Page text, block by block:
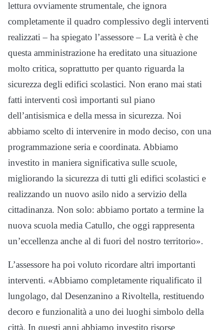
lettura ovviamente strumentale, che ignora
completamente il quadro complessivo degli interventi
realizzati – ha spiegato l’assessore – La verità è che
questa amministrazione ha ereditato una situazione
molto critica, soprattutto per quanto riguarda la
sicurezza degli edifici scolastici. Non erano mai stati
fatti interventi così importanti sul piano
dell’antisismica e della messa in sicurezza. Noi
abbiamo scelto di intervenire in modo deciso, con una
programmazione seria e coordinata. Abbiamo
investito in maniera significativa sulle scuole,
migliorando la sicurezza di tutti gli edifici scolastici e
realizzando un nuovo asilo nido a servizio della
cittadinanza. Non solo: abbiamo portato a termine la
nuova scuola media Catullo, che oggi rappresenta
un’eccellenza anche al di fuori del nostro territorio».
L’assessore ha poi voluto ricordare altri importanti
interventi. «Abbiamo completamente riqualificato il
lungolago, dal Desenzanino a Rivoltella, restituendo
decoro e funzionalità a uno dei luoghi simbolo della
città. In questi anni abbiamo investito risorse